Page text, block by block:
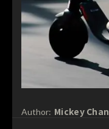
Author: Mickey Chan